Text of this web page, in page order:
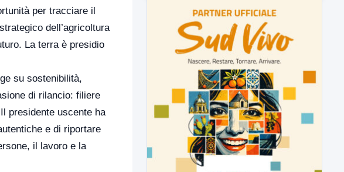
per tracciare il
dell’agricoltura
La terra è presidio
su sostenibilità,
di rilancio: filiere
presidente uscente ha
e di riportare
il lavoro e la
LabNews (replica)